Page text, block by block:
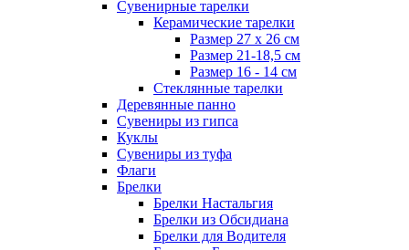
Сувенирные тарелки
Керамические тарелки
Размер 27 х 26 см
Размер 21-18,5 см
Размер 16 - 14 см
Стеклянные тарелки
Деревянные панно
Сувениры из гипса
Куклы
Сувениры из туфа
Флаги
Брелки
Брелки Настальгия
Брелки из Обсидиана
Брелки для Водителя